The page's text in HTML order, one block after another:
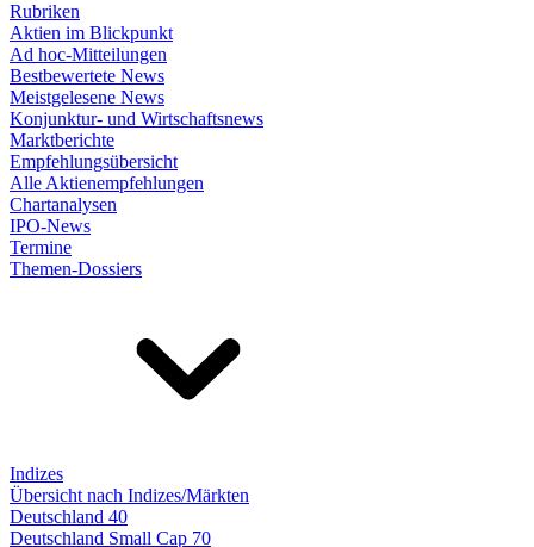
Rubriken
Aktien im Blickpunkt
Ad hoc-Mitteilungen
Bestbewertete News
Meistgelesene News
Konjunktur- und Wirtschaftsnews
Marktberichte
Empfehlungsübersicht
Alle Aktienempfehlungen
Chartanalysen
IPO-News
Termine
Themen-Dossiers
Indizes
Übersicht nach Indizes/Märkten
Deutschland 40
Deutschland Small Cap 70